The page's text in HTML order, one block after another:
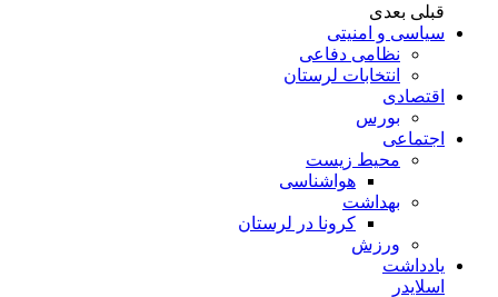
قبلی بعدی
سیاسی و امنیتی
نظامی دفاعی
انتخابات لرستان
اقتصادی
بورس
اجتماعی
محیط زیست
هواشناسی
بهداشت
کرونا در لرستان
ورزش
یادداشت
اسلایدر